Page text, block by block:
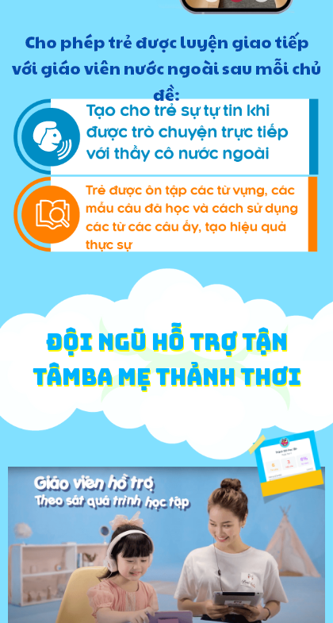
Cho phép trẻ được luyện giao tiếp
với giáo viên nước ngoài sau mỗi chủ
đề:
ĐỘI NGŨ HỖ TRỢ TẬN
TÂMBa mẹ thảnh thơi